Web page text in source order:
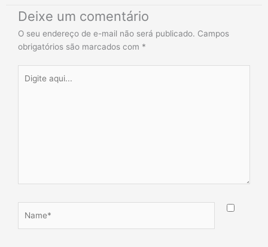
Deixe um comentário
O seu endereço de e-mail não será publicado. Campos
obrigatórios são marcados com *
aqui...